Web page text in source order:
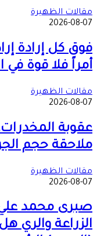
مقالات الظهيرة
2026-08-07
فوق كل إرادة
أمراً فلا قوة
مقالات الظهيرة
2026-08-07
عقوبة
ملاحقة حجم
مقالات الظهيرة
2026-08-07
صبرى محمد علي
الزراعة والري